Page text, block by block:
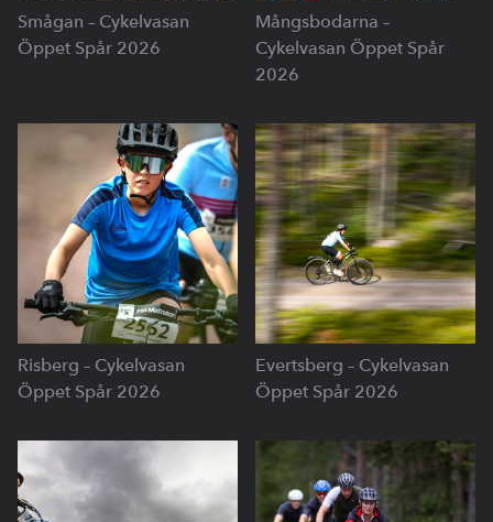
Smågan – Cykelvasan
Öppet Spår 2026
Mångsbodarna –
Cykelvasan Öppet Spår
2026
Risberg – Cykelvasan
Öppet Spår 2026
Evertsberg – Cykelvasan
Öppet Spår 2026